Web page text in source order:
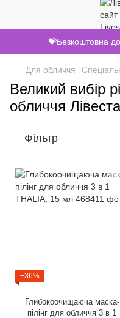
💝Безкоштовна
Для обличчя
Великий вибір
обличчя Лівеста
Фільтр
−36%
Глибокоочищаюча маска-
пілінг для обличчя 3 в 1